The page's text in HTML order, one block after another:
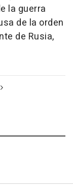
la guerra
de la orden
de Rusia,